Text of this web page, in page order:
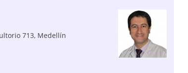
713, Medellín